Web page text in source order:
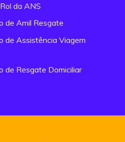
da ANS
de Amil Resgate
de Assistência Viagem
de Resgate Domiciliar